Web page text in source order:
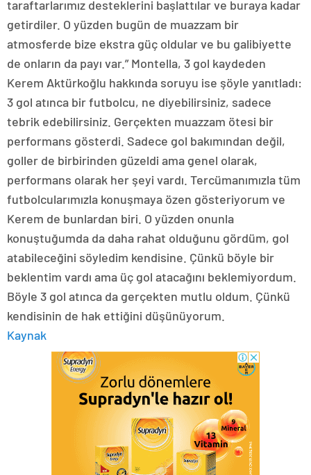
taraftarlarımız desteklerini başlattılar ve buraya kadar
getirdiler. O yüzden bugün de muazzam bir
atmosferde bize ekstra güç oldular ve bu galibiyette
de onların da payı var.” Montella, 3 gol kaydeden
Kerem Aktürkoğlu hakkında soruyu ise şöyle yanıtladı:
3 gol atınca bir futbolcu, ne diyebilirsiniz, sadece
tebrik edebilirsiniz. Gerçekten muazzam ötesi bir
performans gösterdi. Sadece gol bakımından değil,
goller de birbirinden güzeldi ama genel olarak,
performans olarak her şeyi vardı. Tercümanımızla tüm
futbolcularımızla konuşmaya özen gösteriyorum ve
Kerem de bunlardan biri. O yüzden onunla
konuştuğumda da daha rahat olduğunu gördüm, gol
atabileceğini söyledim kendisine. Çünkü böyle bir
beklentim vardı ama üç gol atacağını beklemiyordum.
Böyle 3 gol atınca da gerçekten mutlu oldum. Çünkü
kendisinin de hak ettiğini düşünüyorum.
Kaynak